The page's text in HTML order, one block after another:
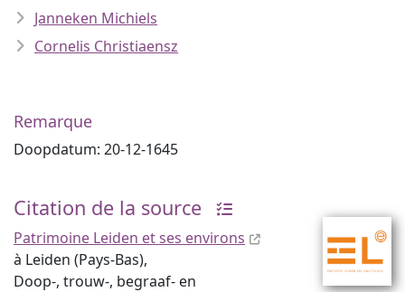
Janneken Michiels
Cornelis Christiaensz
Remarque
Doopdatum: 20-12-1645
Citation de la source
Patrimoine Leiden et ses environs
à Leiden (Pays-Bas),
Doop-, trouw-, begraaf- en